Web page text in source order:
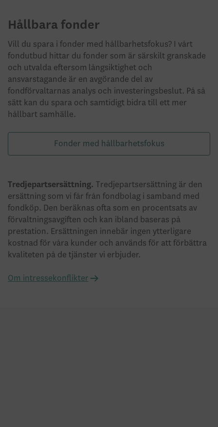
Hållbara fonder
Vill du spara i fonder med hållbarhetsfokus? I vårt
fondutbud hittar du fonder som är särskilt granskade
och utvalda eftersom långsiktighet och
ansvarstagande är en avgörande del av
fondförvaltarnas analys och investeringsbeslut. På så
sätt kan du spara och samtidigt bidra till ett mer
hållbart samhälle.
Fonder med hållbarhetsfokus
Tredjepartsersättning. Tredjepartsersättning är den
ersättning som vi får från fondbolag i samband med
fondköp. Den beräknas ofta som en procentsats av
förvaltningsavgiften och kan ibland baseras på
prestation. Ersättningen innebär ingen ytterligare
kostnad för våra kunder och används för att förbättra
kvaliteten på de tjänster vi erbjuder.
Om intressekonflikter